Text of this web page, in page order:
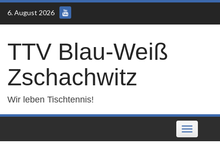
Skip
content
6. August 2026
TTV Blau-Weiß
Zschachwitz
Wir leben Tischtennis!
Toggle
navigation